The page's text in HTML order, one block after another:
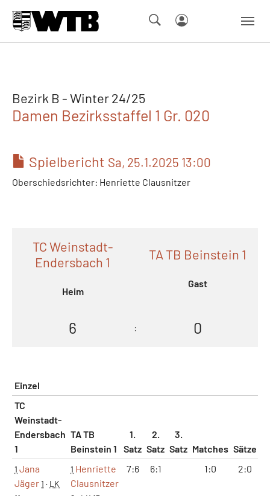
Bezirk B - Winter 24/25
Damen Bezirksstaffel 1 Gr. 020
Spielbericht Sa, 25.1.2025 13:00
Oberschiedsrichter: Henriette Clausnitzer
TC Weinstadt-
Endersbach 1
Heim
TA TB Beinstein 1
Gast
6 : 0
Einzel
TC
Weinstadt-
Endersbach
1
TA TB
Beinstein 1
1.
Satz
2.
Satz
3.
Satz Matches Sätze
1 Jana
Jäger1 · LK
1 Henriette
Clausnitzer
7:6 6:1 1:0 2:0